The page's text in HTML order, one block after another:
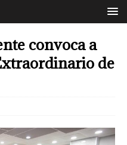
convoca a
de